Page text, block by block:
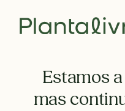
Estamos
mas